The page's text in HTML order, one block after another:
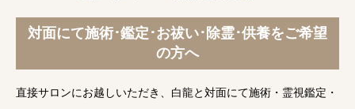
対面にて施術･鑑定･お祓い･除霊･供養をご希望
の方へ
直接サロンにお越しいただき、白龍と対面にて施術・霊視鑑定・